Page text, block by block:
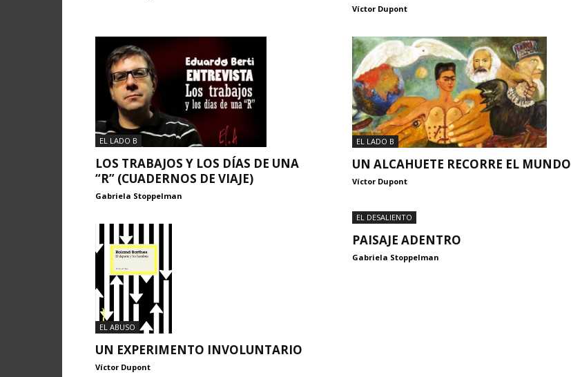
Víctor Dupont
EL LADO B
LOS TRABAJOS Y LOS DÍAS DE UNA
“R” (CUADERNOS DE VIAJE)
Gabriela Stoppelman
EL LADO B
UN ALCAHUETE RECORRE EL MUNDO
Víctor Dupont
EL ABUSO
UN EXPERIMENTO INVOLUNTARIO
Víctor Dupont
EL DESALIENTO
PAISAJE ADENTRO
Gabriela Stoppelman